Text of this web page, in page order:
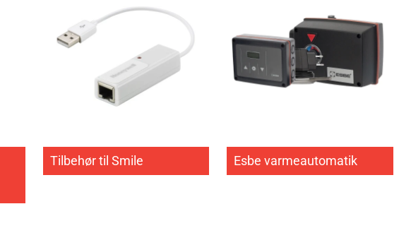
Tilbehør til Smile Esbe varmeautomatik